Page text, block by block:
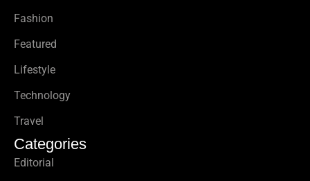
Fashion
Featured
Lifestyle
Technology
Travel
Categories
Editorial